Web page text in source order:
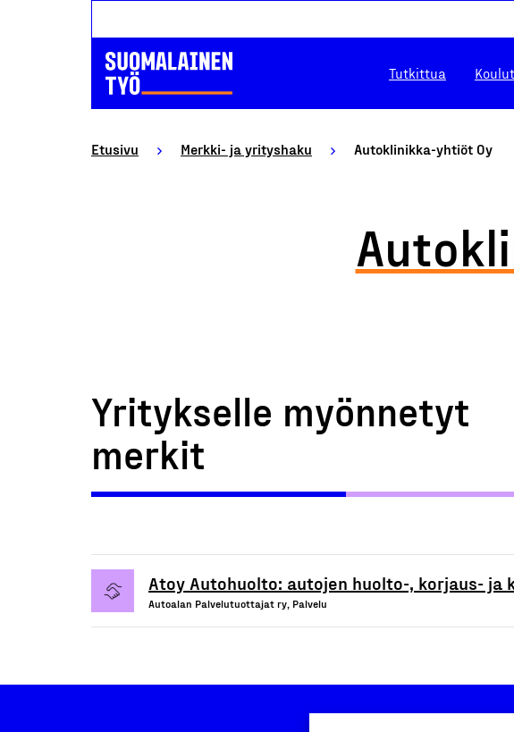
Tutkittua
Etusivu Merkki- ja yrityshaku Autoklinikka-yhtiöt Oy
Yritykselle myönnetyt
merkit
Atoy Autohuolto: autojen huolto-, korjaus- ja
Autoalan Palvelutuottajat ry, Palvelu